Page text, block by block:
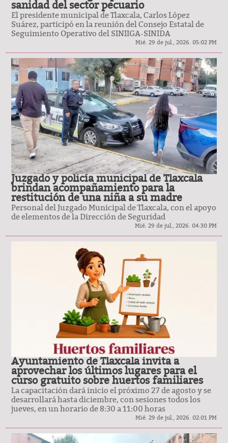
sanidad del sector pecuario
El presidente municipal de Tlaxcala, Carlos López
Suárez, participó en la reunión del Consejo Estatal de
Seguimiento Operativo del SINIIGA-SINIDA
Mié. 29 de jul., 2026. 05:02 PM
Juzgado y policía municipal de Tlaxcala
brindan acompañamiento para la
restitución de una niña a su madre
Personal del Juzgado Municipal de Tlaxcala, con el apoyo
de elementos de la Dirección de Seguridad
Mié. 29 de jul., 2026. 04:30 PM
Ayuntamiento de Tlaxcala invita a
aprovechar los últimos lugares para el
curso gratuito sobre huertos familiares
La capacitación dará inicio el próximo 27 de agosto y se
desarrollará hasta diciembre, con sesiones todos los
jueves, en un horario de 8:30 a 11:00 horas
Mié. 29 de jul., 2026. 02:01 PM